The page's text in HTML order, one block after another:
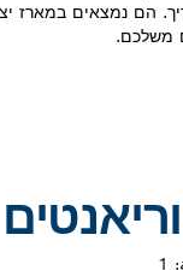
הם נמצאים במארז
משלכם.
1